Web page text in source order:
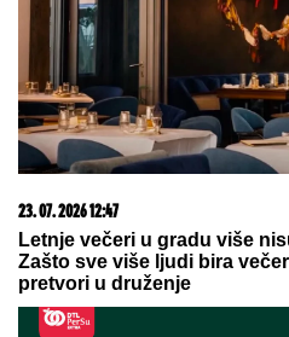
23. 07. 2026 12:47
Letnje večeri u gradu više
Zašto sve više ljudi bira
pretvori u druženje